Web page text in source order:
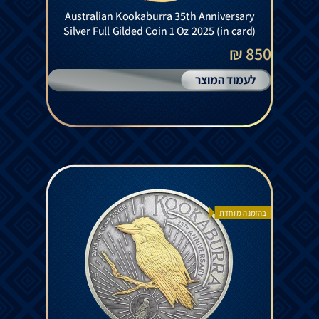
Australian Kookaburra 35th Anniversary
Silver Full Gilded Coin 1 Oz 2025 (in card)
850 ₪
לעמוד המוצר
בהזמנה מיוחדת